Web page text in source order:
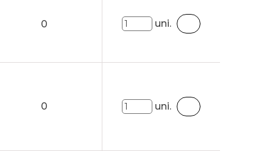
0 uni.
0 uni.